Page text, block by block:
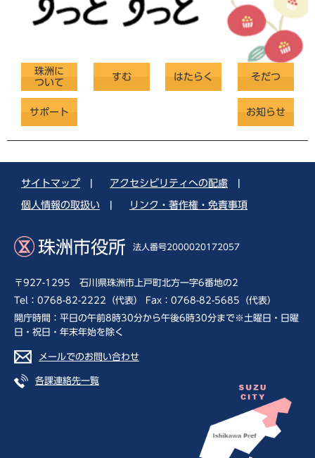
珠洲に
ついて
すむ はたらく そだつ
サポート お知らせ
サイトマップ アクセシビリティへの配慮
個人情報の取扱い リンク・著作権・免責事項
珠洲市役所 法人番号2000020172057
〒927-1295 石川県珠洲市上戸町北方一字6番地の2
Tel：0768-82-2222（代表） Fax：0768-82-5685（代表）
開庁時間：平日の午前8時30分から午後6時30分まで※土曜日・日曜
日・祝日・年末年始を除く
メールでのお問い合わせ
各課連絡先一覧